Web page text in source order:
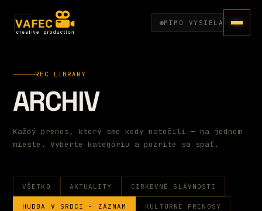
MIMO VYSIELANIA
REC LIBRARY
ARCHÍV
Každý prenos, ktorý sme kedy natočili — na jednom
mieste. Vyberte kategóriu a pozrite sa späť.
VŠETKO AKTUALITY CIRKEVNÉ SLÁVNOSTI
HUDBA V SRDCI - ZÁZNAM KULTÚRNE PRENOSY